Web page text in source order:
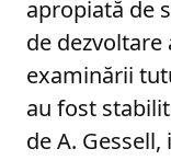
apropiată de
de
examinării
au fost
de A.